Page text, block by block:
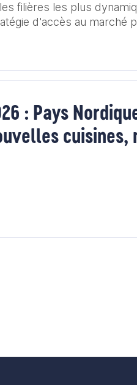
filières les plus
d'accès au marché
: Pays
cuisines,